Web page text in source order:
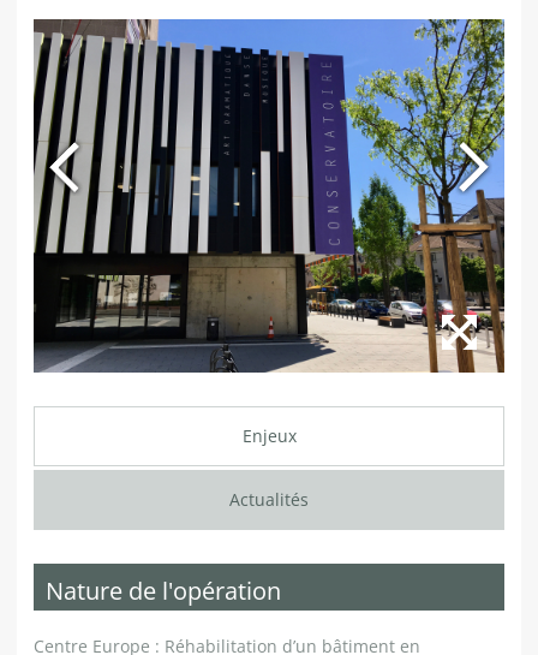
Enjeux
Actualités
Nature de l'opération
Centre Europe : Réhabilitation d’un bâtiment en